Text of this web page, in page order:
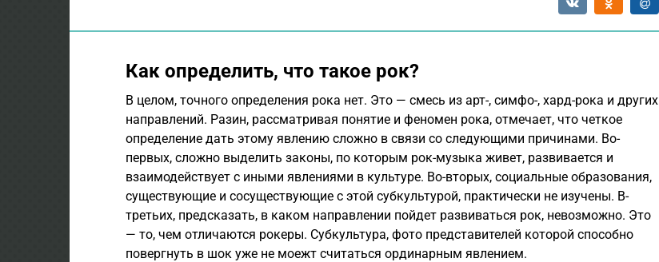
Как определить, что такое рок?
В целом, точного определения рока нет. Это — смесь из арт-, симфо-, хард-рока и других
направлений. Разин, рассматривая понятие и феномен рока, отмечает, что четкое
определение дать этому явлению сложно в связи со следующими причинами. Во-
первых, сложно выделить законы, по которым рок-музыка живет, развивается и
взаимодействует с иными явлениями в культуре. Во-вторых, социальные образования,
существующие и сосуществующие с этой субкультурой, практически не изучены. В-
третьих, предсказать, в каком направлении пойдет развиваться рок, невозможно. Это
— то, чем отличаются рокеры. Субкультура, фото представителей которой способно
повергнуть в шок уже не моежт считаться ординарным явлением.